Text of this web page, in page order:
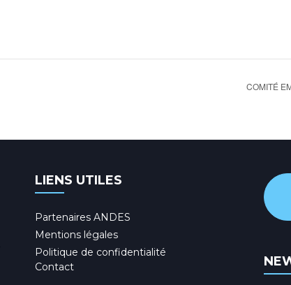
COMITÉ
LIENS UTILES
Partenaires ANDES
Mentions légales
Politique de confidentialité
Contact